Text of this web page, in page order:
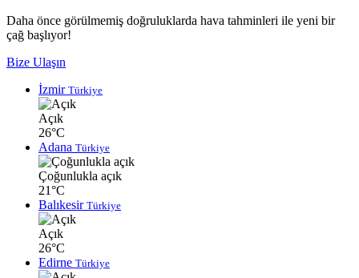
Daha önce görülmemiş doğruluklarda hava tahminleri ile yeni bir
çağ başlıyor!
Bize Ulaşın
İzmir Türkiye
Açık
26°C
Adana Türkiye
Çoğunlukla açık
21°C
Balıkesir Türkiye
Açık
26°C
Edirne Türkiye